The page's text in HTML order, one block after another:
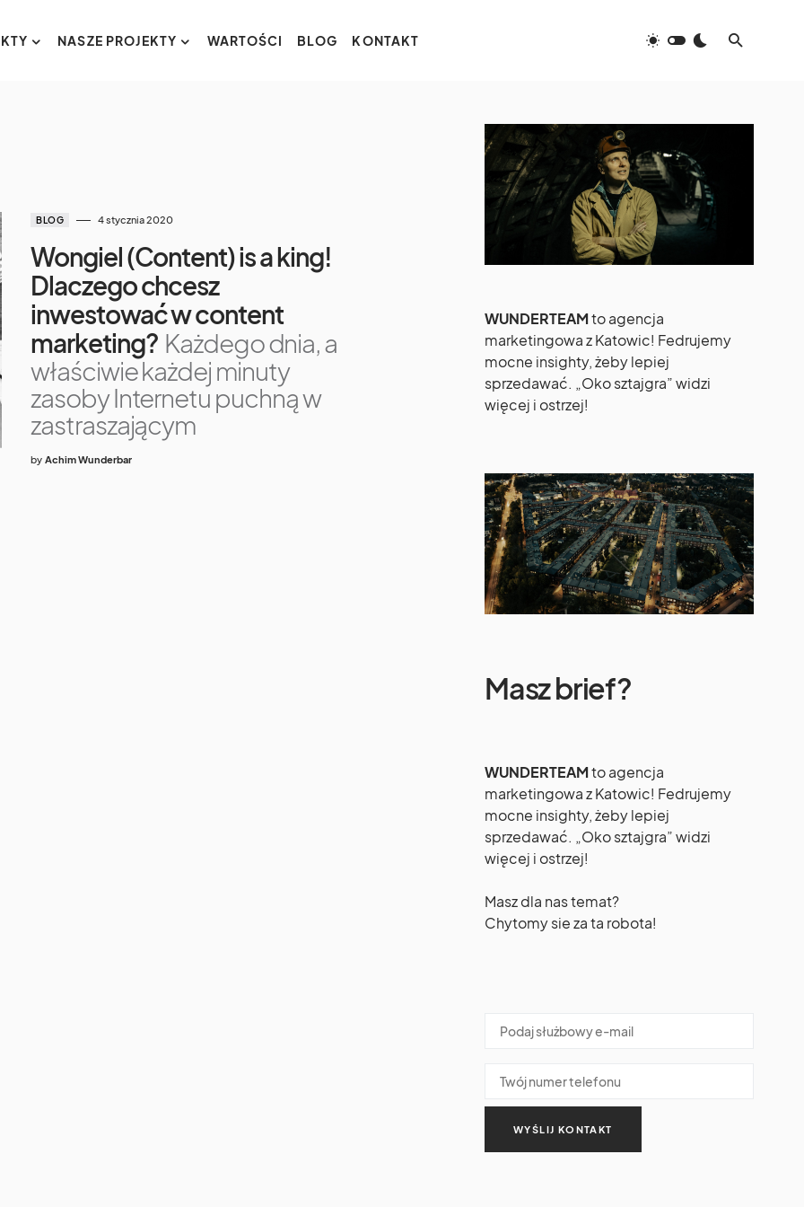
NASZE PROJEKTY WARTOŚCI BLOG KONTAKT
BLOG 4 stycznia 2020
Wongiel (Content) is a king!
Dlaczego chcesz
inwestować w content
marketing? Każdego dnia, a
właściwie każdej minuty
zasoby Internetu puchną w
zastraszającym
by Achim Wunderbar
WUNDERTEAMto agencja
marketingowa z Katowic! Fedrujemy
mocne insighty, żeby lepiej
sprzedawać. „Oko sztajgra” widzi
więcej i ostrzej!
Masz brief?
WUNDERTEAMto agencja
marketingowa z Katowic! Fedrujemy
mocne insighty, żeby lepiej
sprzedawać. „Oko sztajgra” widzi
więcej i ostrzej!
Masz dla nas temat?
Chytomy sie za ta robota!